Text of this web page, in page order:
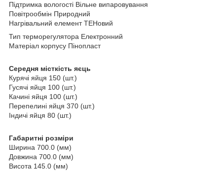
Підтримка вологості Вільне випаровування
Повітрообмін Природний
Нагрівальний елемент ТЕНовий
Тип терморегулятора Електронний
Матеріал корпусу Пінопласт
Середня місткість яєць
Курячі яйця 150 (шт.)
Гусячі яйця 100 (шт.)
Качині яйця 100 (шт.)
Перепелині яйця 370 (шт.)
Індичі яйця 80 (шт.)
Габаритні розміри
Ширина 700.0 (мм)
Довжина 700.0 (мм)
Висота 145.0 (мм)